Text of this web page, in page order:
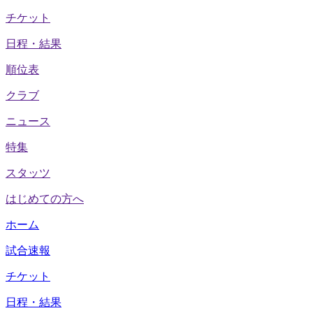
チケット
日程・結果
順位表
クラブ
ニュース
特集
スタッツ
はじめての方へ
ホーム
試合速報
チケット
日程・結果